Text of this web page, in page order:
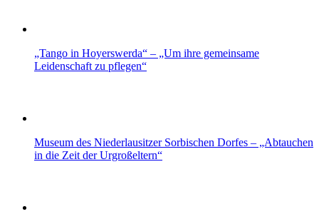
„Tango in Hoyerswerda“ – „Um ihre gemeinsame
Leidenschaft zu pflegen“
Museum des Niederlausitzer Sorbischen Dorfes – „Abtauchen
in die Zeit der Urgroßeltern“